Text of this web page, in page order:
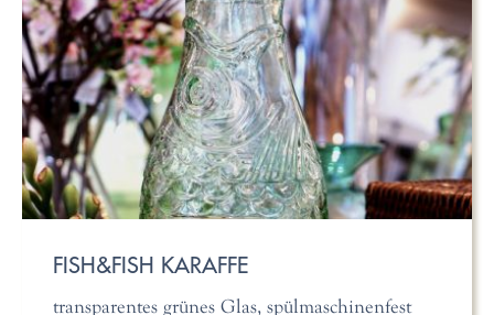
FISH&FISH KARAFFE
transparentes grünes Glas, spülmaschinenfest